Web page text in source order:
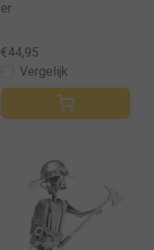
er
€44,95
Vergelijk